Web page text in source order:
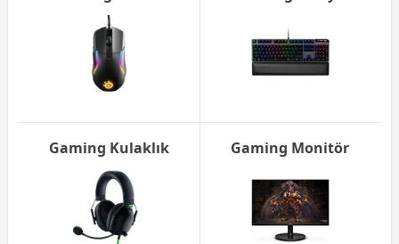
Gaming Kulaklık Gaming Monitör